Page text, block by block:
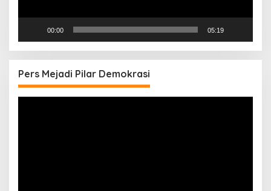
00:00 05:19
Pers Mejadi Pilar Demokrasi